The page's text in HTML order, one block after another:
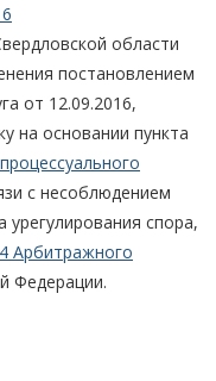
области
постановлением
от 12.09.2016,
на основании пункта
с несоблюдением
урегулирования спора,
4 Арбитражного
Федерации.